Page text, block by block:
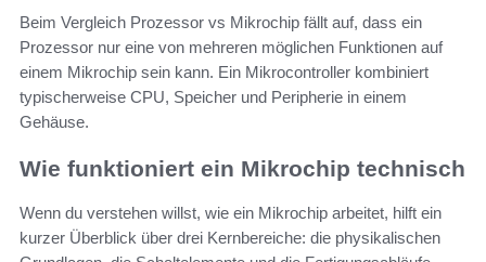
Beim Vergleich Prozessor vs Mikrochip fällt auf, dass ein
Prozessor nur eine von mehreren möglichen Funktionen auf
einem Mikrochip sein kann. Ein Mikrocontroller kombiniert
typischerweise CPU, Speicher und Peripherie in einem
Gehäuse.
Wie funktioniert ein Mikrochip technisch
Wenn du verstehen willst, wie ein Mikrochip arbeitet, hilft ein
kurzer Überblick über drei Kernbereiche: die physikalischen